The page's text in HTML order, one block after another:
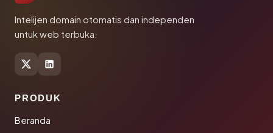
Intelijen domain otomatis dan independen
untuk web terbuka.
PRODUK
Beranda